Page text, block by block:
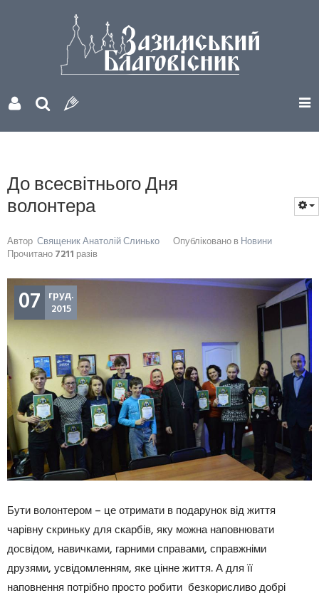
До всесвітнього Дня
волонтера
Автор Священик Анатолій Слинько Опубліковано вНовини
Прочитано7211 разів
07 груд.
2015
Бути волонтером – це отримати в подарунок від життя
чарівну скриньку для скарбів, яку можна наповнювати
досвідом, навичками, гарними справами, справжніми
друзями, усвідомленням, яке цінне життя. А для її
наповнення потрібно просто робити безкорисливо добрі